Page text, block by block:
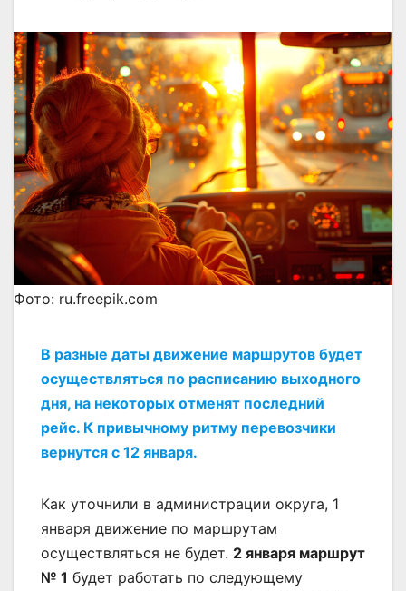
Фото: ru.freepik.com
В разные даты движение маршрутов будет
осуществляться по расписанию выходного
дня, на некоторых отменят последний
рейс. К привычному ритму перевозчики
вернутся с 12 января.
Как уточнили в администрации округа, 1
января движение по маршрутам
осуществляться не будет. 2 января маршрут
№ 1 будет работать по следующему